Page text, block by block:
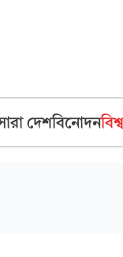
দেশবিনোদনবিশ্ব